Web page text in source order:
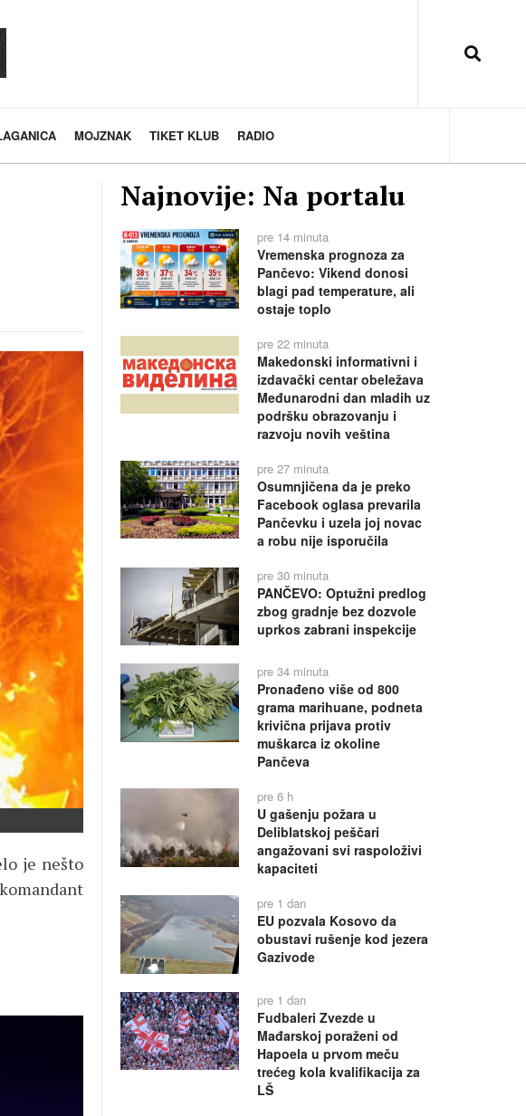
MOJZNAK TIKET KLUB RADIO
je nešto
Najnovije: Na portalu
pre 14 minuta
Vremenska prognoza za
Pančevo: Vikend donosi
blagi pad temperature, ali
ostaje toplo
pre 22 minuta
Makedonski informativni i
izdavački centar obeležava
Međunarodni dan mladih uz
podršku obrazovanju i
razvoju novih veština
pre 27 minuta
Osumnjičena da je preko
Facebook oglasa prevarila
Pančevku i uzela joj novac
a robu nije isporučila
pre 30 minuta
PANČEVO: Optužni predlog
zbog gradnje bez dozvole
uprkos zabrani inspekcije
pre 34 minuta
Pronađeno više od 800
grama marihuane, podneta
krivična prijava protiv
muškarca iz okoline
Pančeva
pre 6 h
U gašenju požara u
Deliblatskoj peščari
angažovani svi raspoloživi
kapaciteti
pre 1 dan
EU pozvala Kosovo da
obustavi rušenje kod jezera
Gazivode
pre 1 dan
Fudbaleri Zvezde u
Mađarskoj poraženi od
Hapoela u prvom meču
trećeg kola kvalifikacija za
LŠ